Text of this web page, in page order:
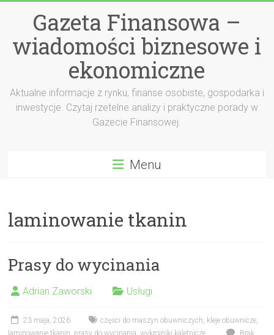
Gazeta Finansowa –
wiadomości biznesowe i
ekonomiczne
Aktualne informacje z rynku, finanse osobiste, gospodarka i
inwestycje. Czytaj rzetelne analizy i praktyczne porady w
Gazecie Finansowej.
Menu
laminowanie tkanin
Prasy do wycinania
Adrian Zaworski Usługi
23 maja, 2026 części do maszyn obuwniczych, kleje obuwnicze,
laminowanie tkanin, prasy do wycinania,wykrojniki kaletnicze
Brak